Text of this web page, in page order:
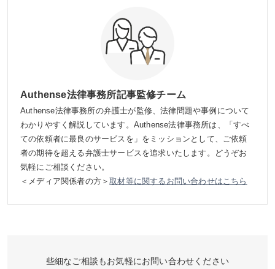
Authense法律事務所記事監修チーム
Authense法律事務所の弁護士が監修、法律問題や事例について
わかりやすく解説しています。Authense法律事務所は、「すべ
ての依頼者に最良のサービスを」をミッションとして、ご依頼
者の期待を超える弁護士サービスを追求いたします。どうぞお
気軽にご相談ください。
＜メディア関係者の方＞取材等に関するお問い合わせはこちら
些細なご相談もお気軽にお問い合わせください